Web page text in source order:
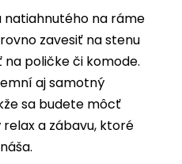
na ráme
zavesiť na stenu
poličke či komode.
aj samotný
sa budete môcť
a zábavu, ktoré